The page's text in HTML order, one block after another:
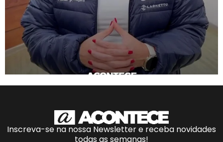
Inscreva-se na nossa Newsletter e receba novidades
todas as semanas!